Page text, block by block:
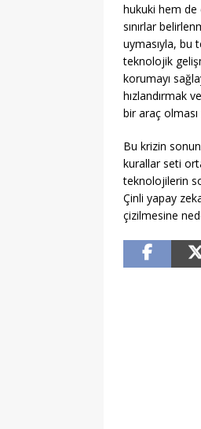
hukuki hem de
sınırlar
uymasıyla, bu
teknolojik
korumayı
hızlandırmak
bir araç
Bu krizin
kurallar seti
teknolojilerin
Çinli yapay
çizilmesine